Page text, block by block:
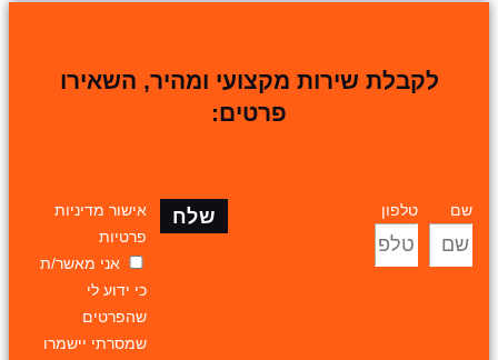
לקבלת שירות מקצועי ומהיר, השאירו
פרטים:
שם טלפון
אישור מדיניות
פרטיות
אני מאשר/ת
כי ידוע לי
שהפרטים
שמסרתי יישמרו
שלח